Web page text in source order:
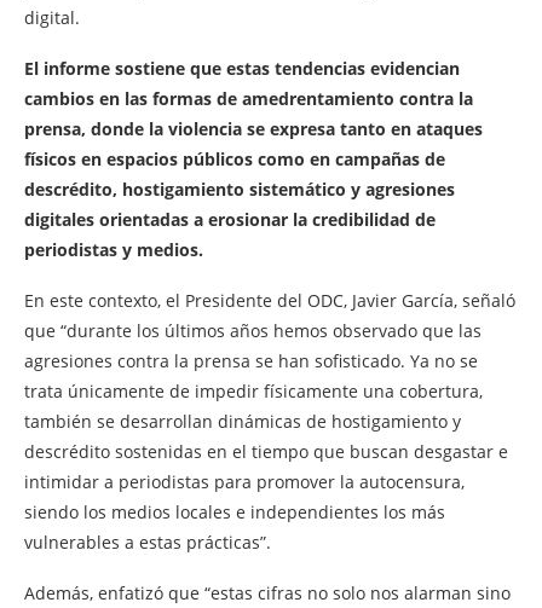
digital.
El informe sostiene que estas tendencias evidencian
cambios en las formas de amedrentamiento contra la
prensa, donde la violencia se expresa tanto en ataques
físicos en espacios públicos como en campañas de
descrédito, hostigamiento sistemático y agresiones
digitales orientadas a erosionar la credibilidad de
periodistas y medios.
En este contexto, el Presidente del ODC, Javier García, señaló
que “durante los últimos años hemos observado que las
agresiones contra la prensa se han sofisticado. Ya no se
trata únicamente de impedir físicamente una cobertura,
también se desarrollan dinámicas de hostigamiento y
descrédito sostenidas en el tiempo que buscan desgastar e
intimidar a periodistas para promover la autocensura,
siendo los medios locales e independientes los más
vulnerables a estas prácticas”.
Además, enfatizó que “estas cifras no solo nos alarman sino